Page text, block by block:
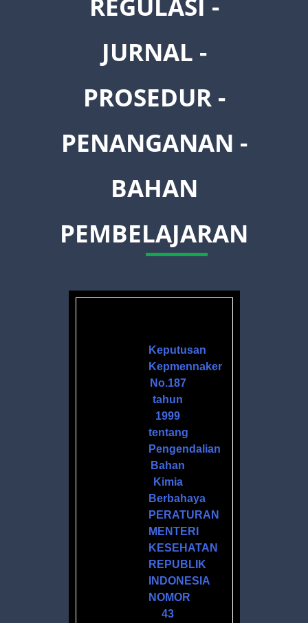
REGULASI -
JURNAL -
PROSEDUR -
PENANGANAN -
BAHAN
PEMBELAJARAN
Keputusan
Kepmennaker
No.187
tahun
1999
tentang
Pengendalian
Bahan
Kimia
Berbahaya
PERATURAN
MENTERI
KESEHATAN
REPUBLIK
INDONESIA
NOMOR
43